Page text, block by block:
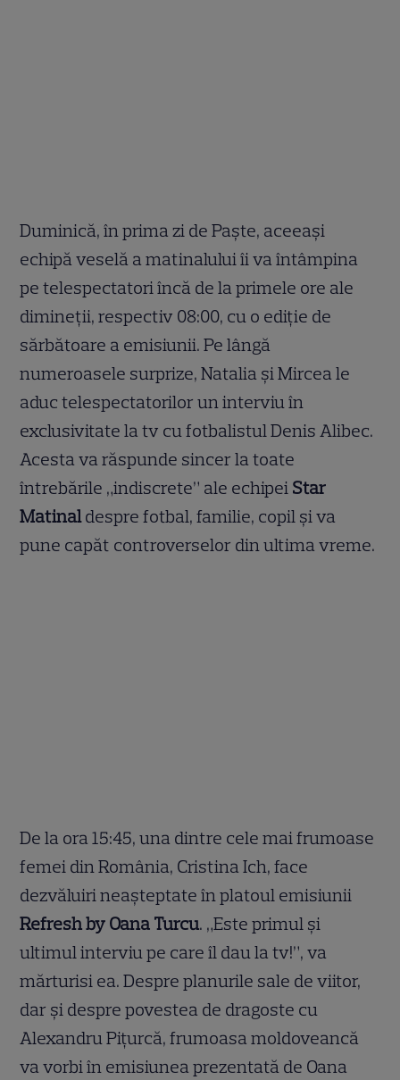
Duminică, în prima zi de Paște, aceeaşi
echipă veselă a matinalului îi va întâmpina
pe telespectatori încă de la primele ore ale
dimineţii, respectiv 08:00, cu o ediţie de
sărbătoare a emisiunii. Pe lângă
numeroasele surprize, Natalia şi Mircea le
aduc telespectatorilor un interviu în
exclusivitate la tv cu fotbalistul Denis Alibec.
Acesta va răspunde sincer la toate
întrebările „indiscrete” ale echipei Star
Matinaldespre fotbal, familie, copil şi va
pune capăt controverselor din ultima vreme.
De la ora 15:45, una dintre cele mai frumoase
femei din România, Cristina Ich, face
dezvăluiri neaşteptate în platoul emisiunii
Refresh by Oana Turcu. „Este primul şi
ultimul interviu pe care îl dau la tv!”, va
mărturisi ea. Despre planurile sale de viitor,
dar şi despre povestea de dragoste cu
Alexandru Piţurcă, frumoasa moldoveancă
va vorbi în emisiunea prezentată de Oana